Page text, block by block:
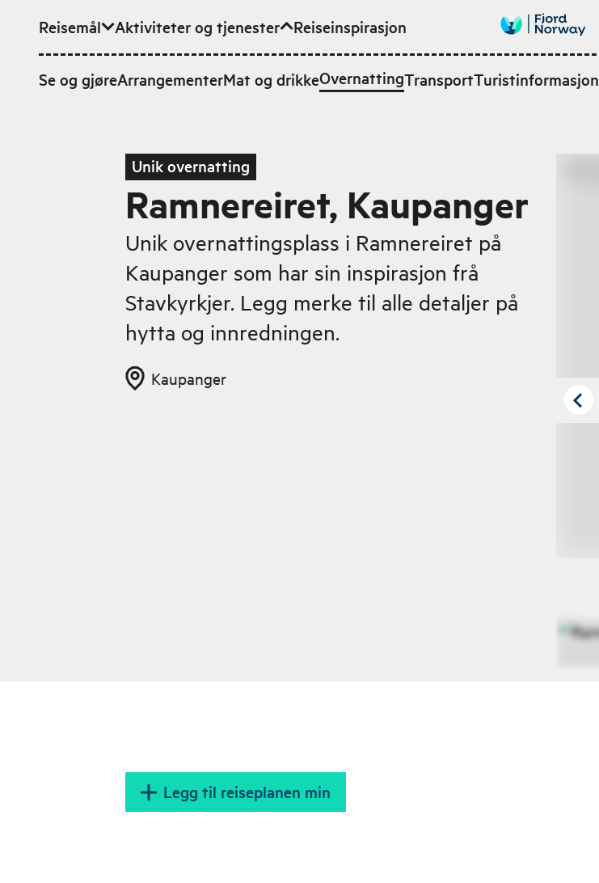
Hopp til hovedinnhold
Reisemål Aktiviteter og tjenester
Se og gjøreArrangementerMat og drikkeOvernattingTransportTuristinformasjon
Reiseinspirasjon
Unik overnatting
Ramnereiret, Kaupanger
Unik overnattingsplass i Ramnereiret på
Kaupanger som har sin inspirasjon frå
Stavkyrkjer. Legg merke til alle detaljer på
hytta og innredningen.
Kaupanger
Legg til reiseplanen min